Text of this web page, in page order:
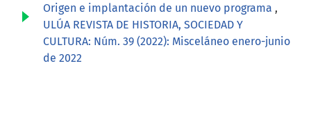
Origen e implantación de un nuevo programa ,
ULÚA REVISTA DE HISTORIA, SOCIEDAD Y
CULTURA: Núm. 39 (2022): Misceláneo enero-junio
de 2022